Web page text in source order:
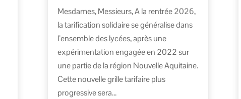
Mesdames, Messieurs, A la rentrée 2026,
la tarification solidaire se généralise dans
l’ensemble des lycées, après une
expérimentation engagée en 2022 sur
une partie de la région Nouvelle Aquitaine.
Cette nouvelle grille tarifaire plus
progressive sera...